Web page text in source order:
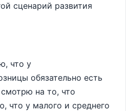
сценарий развития
что у
обязательно есть
на то, что
что у малого и среднего